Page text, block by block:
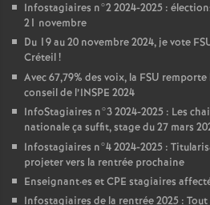
Infostagiaires n°2 2024-2025 :
21 novembre
Du 19 au 20 novembre 2024, je vote
Créteil!
Avec 67,79% des voix, la FSU remporte
conseil de l’INSPE 2024
InfoStagiaires n°3 2024-2025 : Les
nationale ça suffit, stage du 27 mars
Infostagiaires n°4 2024-2025 :
projeter vers la rentrée prochaine
Enseignant·es etCPE stagiaires
Infostagiaires de la rentrée 2025 :